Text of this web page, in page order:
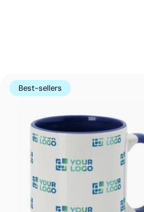
exactes
Permet
irrégulières
Bonne
Prix
Best-sellers